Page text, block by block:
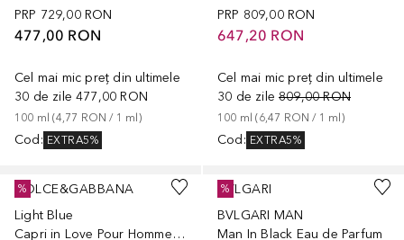
PRP 729,00 RON
477,00 RON
Cel mai mic preț din ultimele
30 de zile 477,00 RON
100 ml (4,77 RON / 1 ml )
Cod : EXTRA5%
PRP 809,00 RON
647,20 RON
Cel mai mic preț din ultimele
30 de zile 809,00 RON
100 ml (6,47 RON / 1 ml )
Cod : EXTRA5%
DOLCE&GABBANA
Light Blue
Capri in Love Pour Homme Eau de Parfum
%
BVLGARI
BVLGARI MAN
Man In Black Eau de Parfum
%